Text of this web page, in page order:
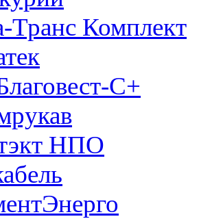
Транс Комплект
С+
НПО